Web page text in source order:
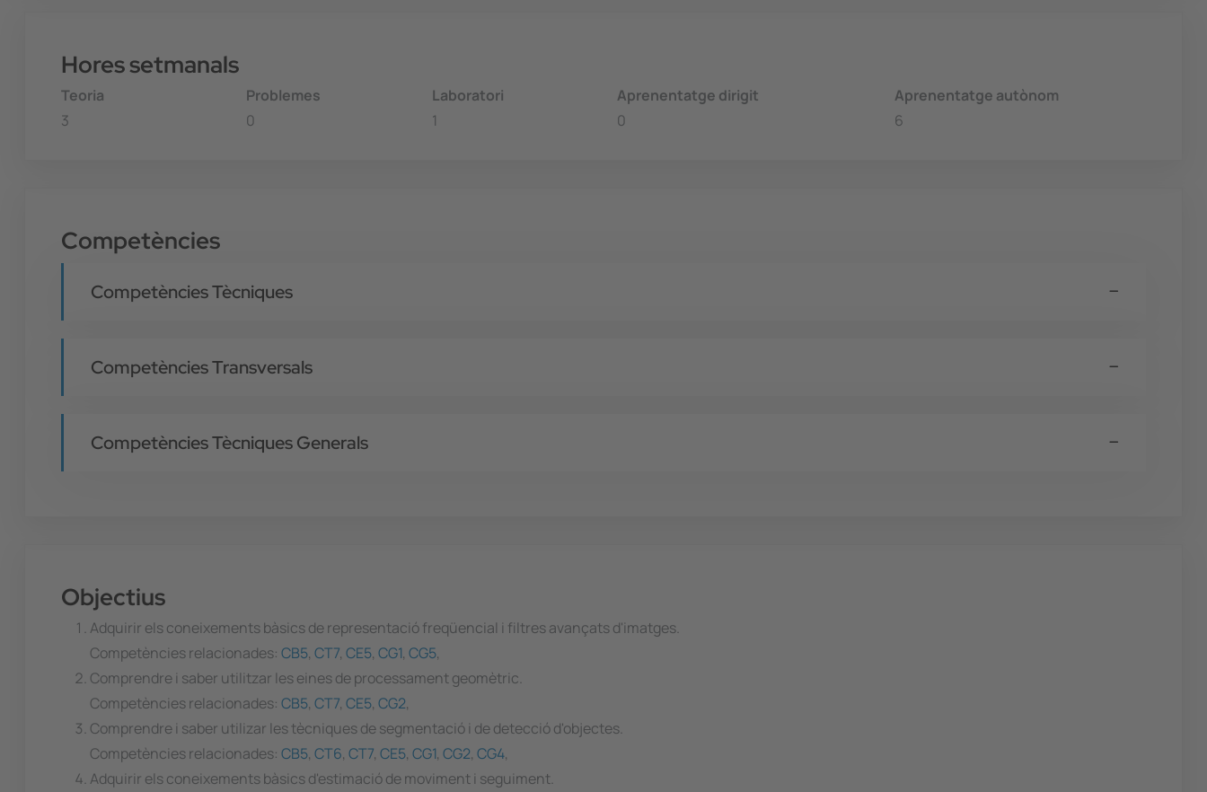
Hores setmanals
Teoria
3
Problemes
0
Laboratori
1
Aprenentatge dirigit
0
Aprenentatge autònom
6
Competències
Competències Tècniques
Competències Transversals
Competències Tècniques Generals
Objectius
Adquirir els coneixements bàsics de representació freqüencial i filtres avançats d'imatges.
Competències relacionades: CB5, CT7, CE5, CG1, CG5,
Comprendre i saber utilitzar les eines de processament geomètric.
Competències relacionades: CB5, CT7, CE5, CG2,
Comprendre i saber utilizar les tècniques de segmentació i de detecció d'objectes.
Competències relacionades: CB5, CT6, CT7, CE5, CG1, CG2, CG4,
Adquirir els coneixements bàsics d'estimació de moviment i seguiment.